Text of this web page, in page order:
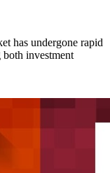
has undergone rapid
both investment